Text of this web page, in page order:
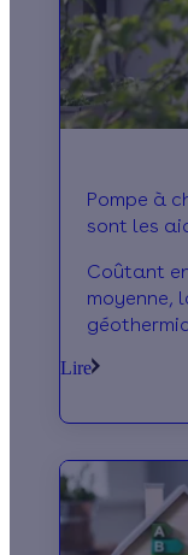
Pompe à
sont les
Coûtant
moyenne,
PTZ... Le
Lire